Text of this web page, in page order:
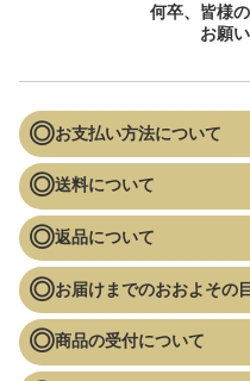
何卒、皆様
お願
お支払い方法について
送料について
返品について
お届けまでのおおよその
商品の受付について